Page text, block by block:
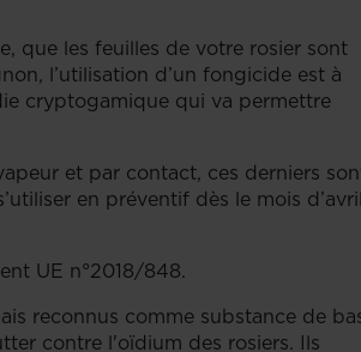
que les feuilles de votre rosier sont
l’utilisation d’un fongicide est à
cryptogamique qui va permettre
et par contact, ces derniers
en préventif dès le mois
UE n°2018/848.
reconnus comme substance de
contre l'oïdium des rosiers. Ils